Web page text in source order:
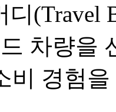
디(Travel
차량을
비 경험